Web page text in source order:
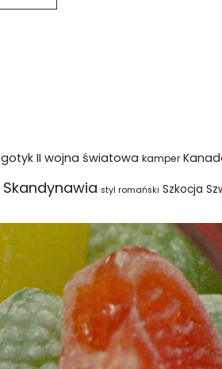
gotyk II wojna światowa kamper
Skandynawia styl romański Szkocja